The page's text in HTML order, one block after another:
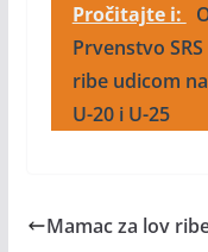
Pročitajte i:
Prvenstvo
ribe udicom
U-20 i U-25
Mamac za lov